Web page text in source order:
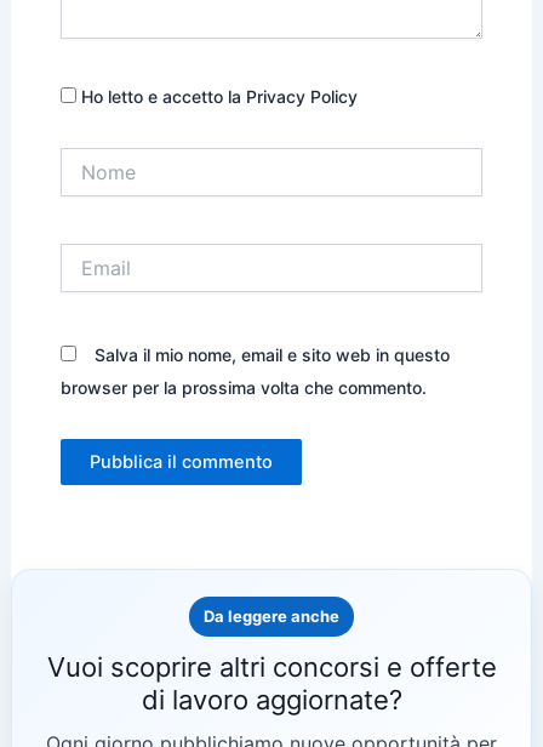
Ho letto e accetto la Privacy Policy
Salva il mio nome, email e sito web in questo
browser per la prossima volta che commento.
Da leggere anche
Vuoi scoprire altri concorsi e offerte
di lavoro aggiornate?